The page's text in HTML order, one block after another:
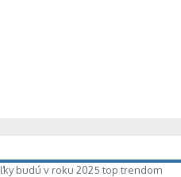
budú v roku 2025 top trendom